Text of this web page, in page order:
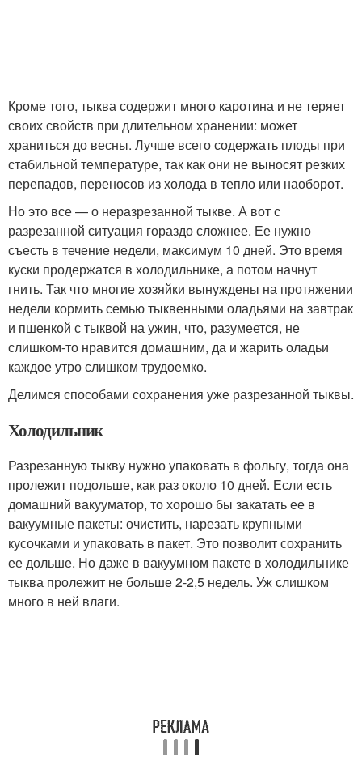
Кроме того, тыква содержит много каротина и не теряет
своих свойств при длительном хранении: может
храниться до весны. Лучше всего содержать плоды при
стабильной температуре, так как они не выносят резких
перепадов, переносов из холода в тепло или наоборот.
Но это все — о неразрезанной тыкве. А вот с
разрезанной ситуация гораздо сложнее. Ее нужно
съесть в течение недели, максимум 10 дней. Это время
куски продержатся в холодильнике, а потом начнут
гнить. Так что многие хозяйки вынуждены на протяжении
недели кормить семью тыквенными оладьями на завтрак
и пшенкой с тыквой на ужин, что, разумеется, не
слишком-то нравится домашним, да и жарить оладьи
каждое утро слишком трудоемко.
Делимся способами сохранения уже разрезанной тыквы.
Холодильник
Разрезанную тыкву нужно упаковать в фольгу, тогда она
пролежит подольше, как раз около 10 дней. Если есть
домашний вакууматор, то хорошо бы закатать ее в
вакуумные пакеты: очистить, нарезать крупными
кусочками и упаковать в пакет. Это позволит сохранить
ее дольше. Но даже в вакуумном пакете в холодильнике
тыква пролежит не больше 2-2,5 недель. Уж слишком
много в ней влаги.